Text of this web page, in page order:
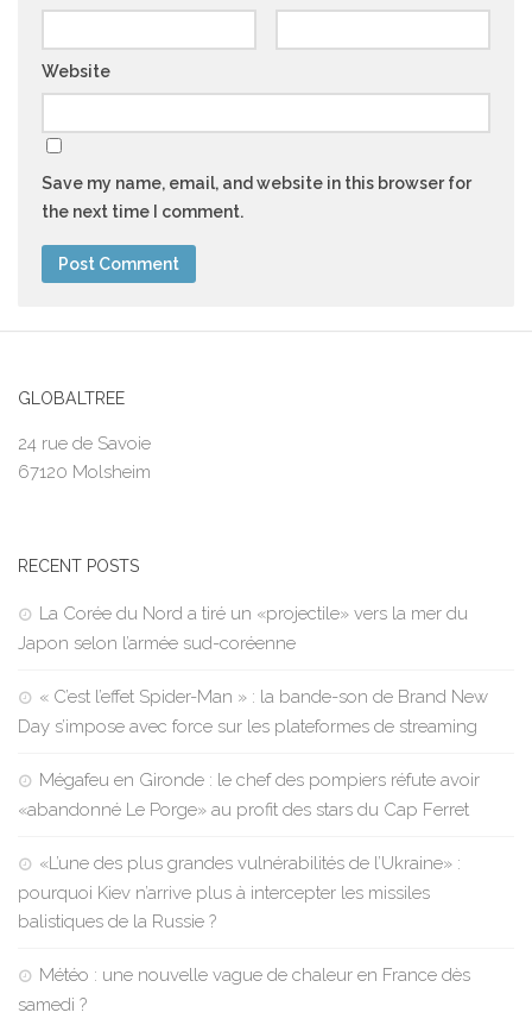
Website
Save my name, email, and website in this browser for
the next time I comment.
GLOBALTREE
24 rue de Savoie
67120 Molsheim
RECENT POSTS
La Corée du Nord a tiré un «projectile» vers la mer du
Japon selon l’armée sud-coréenne
« C’est l’effet Spider-Man » : la bande-son de Brand New
Day s’impose avec force sur les plateformes de streaming
Mégafeu en Gironde : le chef des pompiers réfute avoir
«abandonné Le Porge» au profit des stars du Cap Ferret
«L’une des plus grandes vulnérabilités de l’Ukraine» :
pourquoi Kiev n’arrive plus à intercepter les missiles
balistiques de la Russie ?
Météo : une nouvelle vague de chaleur en France dès
samedi ?